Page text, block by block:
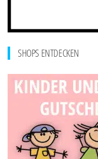
SHOPS ENTDECKEN